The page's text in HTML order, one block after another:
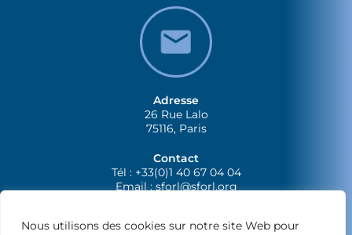
Nous utilisons des cookies sur notre site Web pour
Adresse
26 Rue Lalo
75116, Paris
Contact
Tél : +33(0)1 40 67 04 04
Email :sforl@sforl.org